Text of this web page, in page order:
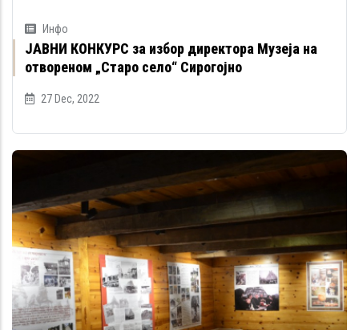
Инфо
ЈАВНИ КОНКУРС за избор директора Музеја на
отвореном „Старо село“ Сирогојно
27 Dec, 2022